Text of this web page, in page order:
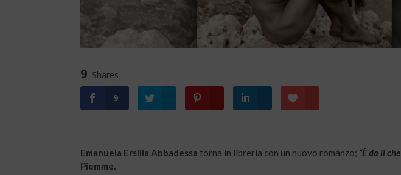
9 Shares
9
Emanuela Ersilia Abbadessa torna in libreria con un nuovo romanzo; “È da lì
Piemme.